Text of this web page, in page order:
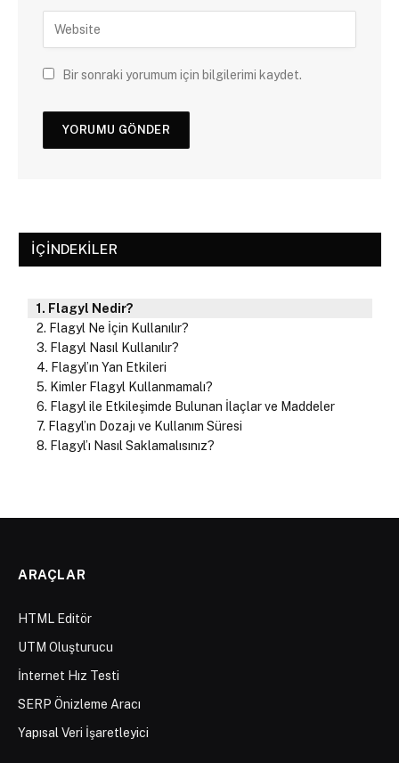
Bir sonraki yorumum için bilgilerimi kaydet.
İÇINDEKILER
Flagyl Nedir?
Flagyl Ne İçin Kullanılır?
Flagyl Nasıl Kullanılır?
Flagyl’ın Yan Etkileri
Kimler Flagyl Kullanmamalı?
Flagyl ile Etkileşimde Bulunan İlaçlar ve Maddeler
Flagyl’ın Dozajı ve Kullanım Süresi
Flagyl’ı Nasıl Saklamalısınız?
ARAÇLAR
HTML Editör
UTM Oluşturucu
İnternet Hız Testi
SERP Önizleme Aracı
Yapısal Veri İşaretleyici